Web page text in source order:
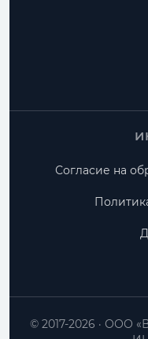
Согласие на
ООО
© 2017-2026